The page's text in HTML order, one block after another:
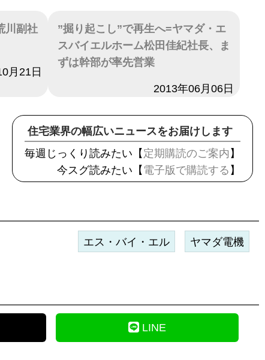
川副社
月21日
”掘り起こし”で再生へ=ヤマダ・エ
スバイエルホーム松田佳紀社長、ま
ずは幹部が率先営業
2013年06月06日
住宅業界の幅広いニュースをお届けします
毎週じっくり読みたい【 定期購読のご案内 】
今スグ読みたい【 電子版で購読する 】
エス・バイ・エル ヤマダ電機
LINE